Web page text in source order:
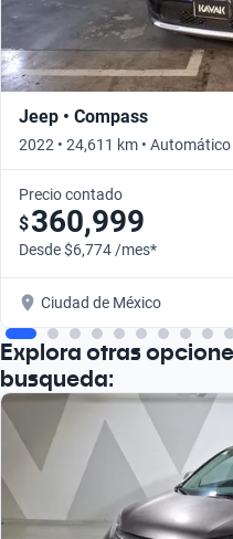
Jeep • Compass
2022 • 24,611 km • Automático
Precio contado
$360,999
Desde $6,774 /mes*
Ciudad de México
Explora otras
busqueda: